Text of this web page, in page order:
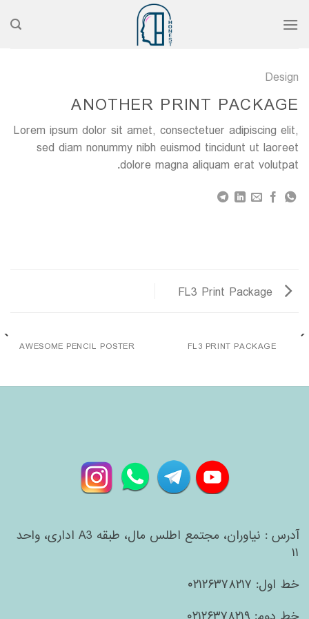
Design
ANOTHER PRINT PACKAGE
Lorem ipsum dolor sit amet, consectetuer adipiscing elit,
sed diam nonummy nibh euismod tincidunt ut laoreet
dolore magna aliquam erat volutpat.
FL3 PRINT PACKAGE
AWESOME PENCIL POSTER
آدرس : نیاوران، مجتمع اطلس مال، طبقه A3 اداری، واحد
۱۱
خط اول: ۰۲۱۲۶۳۷۸۲۱۷